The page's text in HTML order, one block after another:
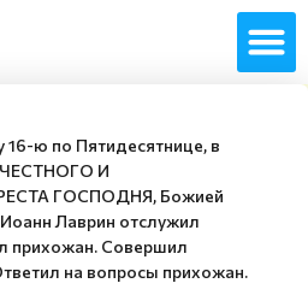
16-ю по Пятидесятнице, в
И
ГОСПОДНЯ, Божией
Лаврин отслужил
прихожан. Совершил
на вопросы прихожан.